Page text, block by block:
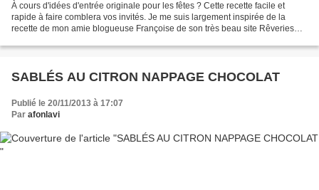
À cours d'idées d'entrée originale pour les fêtes ? Cette recette facile et
rapide à faire comblera vos invités. Je me suis largement inspirée de la
recette de mon amie blogueuse Françoise de son très beau site Rêveries
SABLÉS AU CITRON NAPPAGE CHOCOLAT
Publié le 20/11/2013 à 17:07
Par afonlavi